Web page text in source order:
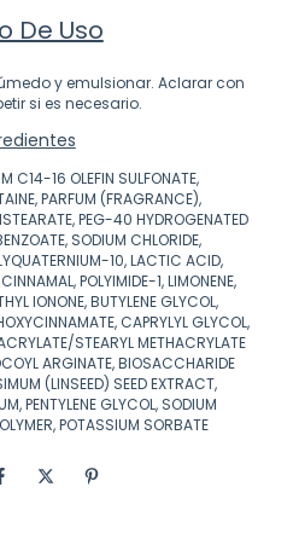
De Uso
y emulsionar. Aclarar con
si es necesario.
C14-16 OLEFIN SULFONATE,
PARFUM (FRAGRANCE),
PEG-40 HYDROGENATED
SODIUM CHLORIDE,
10, LACTIC ACID,
POLYIMIDE-1, LIMONENE,
IONONE, BUTYLENE GLYCOL,
CAPRYLYL GLYCOL,
STEARYL METHACRYLATE
ARGINATE, BIOSACCHARIDE
(LINSEED) SEED EXTRACT,
PENTYLENE GLYCOL, SODIUM
POTASSIUM SORBATE